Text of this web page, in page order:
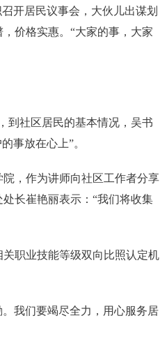
开居民议事会，大伙儿出谋划
价格实惠。“大家的事，大家
社区居民的基本情况，吴书
事放在心上”。
，作为讲师向社区工作者分享
长崔艳丽表示：“我们将收集
职业技能等级双向比照认定机
我们要竭尽全力，用心服务居